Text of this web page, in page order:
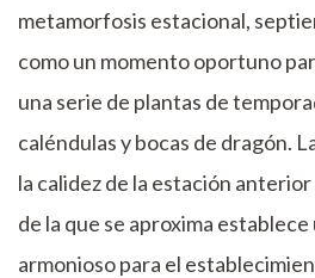
metamorfosis estacional,
como un momento oportuno
una serie de plantas de
caléndulas y bocas de dragón.
la calidez de la estación
de la que se aproxima
armonioso para el